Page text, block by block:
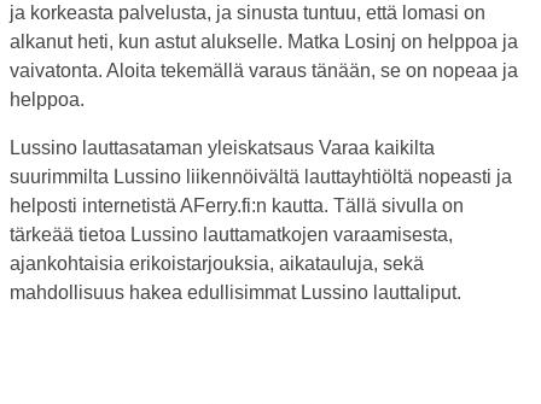
ja korkeasta palvelusta, ja sinusta tuntuu, että lomasi on
alkanut heti, kun astut alukselle. Matka Losinj on helppoa ja
vaivatonta. Aloita tekemällä varaus tänään, se on nopeaa ja
helppoa.
Lussino lauttasataman yleiskatsaus Varaa kaikilta
suurimmilta Lussino liikennöivältä lauttayhtiöltä nopeasti ja
helposti internetistä AFerry.fi:n kautta. Tällä sivulla on
tärkeää tietoa Lussino lauttamatkojen varaamisesta,
ajankohtaisia erikoistarjouksia, aikatauluja, sekä
mahdollisuus hakea edullisimmat Lussino lauttaliput.